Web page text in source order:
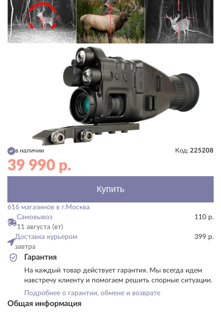
Общая информация
в наличии Код: 225208
39 990 р.
Купить
616 магазинов в г.Москва
Самовывоз
11 августа (вт)
110 р.
Доставка курьером
завтра
399 р.
Гарантия
На каждый товар действует гарантия. Мы всегда идем
навстречу клиенту и помогаем решить спорные ситуации.
Подробнее о гарантии, обмене и возврате